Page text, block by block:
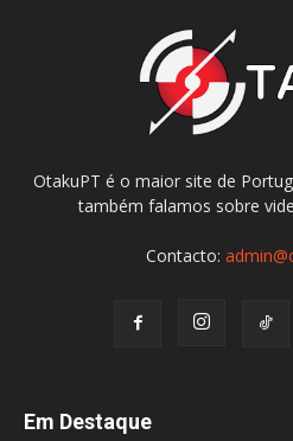
OtakuPT é o maior site de
também falamos sobre
Contacto:
Em Destaque